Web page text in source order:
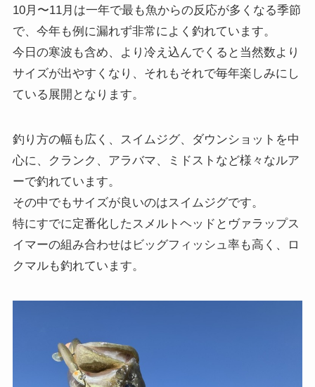
10月〜11月は一年で最も魚からの反応が多くなる季節
で、今年も例に漏れず非常によく釣れています。
今日の寒波も含め、より冷え込んでくると当然数より
サイズが出やすくなり、それもそれで毎年楽しみにし
ている展開となります。
釣り方の幅も広く、スイムジグ、ダウンショットを中
心に、クランク、アラバマ、ミドストなど様々なルア
ーで釣れています。
その中でもサイズが良いのはスイムジグです。
特にすでに定番化したスメルトヘッドとヴァラップス
イマーの組み合わせはビッグフィッシュ率も高く、ロ
クマルも釣れています。